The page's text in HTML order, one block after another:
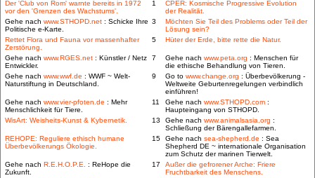
Der 'Club von Rom' warnte bereits in 1972
vor den 'Grenzen des Wachstums'.
1
CPER: Kosmische Progressive Evolution
der Realität.
Gehe nach www.STHOPD.net : Schicke Ihre
Politische e-Karte.
3
Möchten Sie Teil des Problems oder Teil der
Lösung sein?
Rettet Flora und Fauna vor massenhafter
Zerstörung.
5 Hüter der Erde, bitte rette die Natur.
Gehe nach www.RGES.net : Künstler / Netz
Entwickler.
7 Gehe nach www.peta.org : Menschen für
die ethische Behandlung von Tieren.
Gehe nach www.wwf.de : WWF ~ Welt-
Naturstiftung in Deutschland.
9 Go to www.change.org : Überbevölkerung -
Weltweite Geburtenregelungen verbindlich
einführen!
Gehe nach www.vier-pfoten.de : Mehr
Menschlichkeit für Tiere.
11 Gehe nach www.STHOPD.com :
Haupteingang von STHOPD.
WisArt: Weisheits-Kunst & Kybernetik.
13 Gehe nach www.animalsasia.org :
Schließung der Bärengallefarmen.
REHOPE: Reguliere ethisch humane
Überbevölkerungs Ökologie.
15 Gehe nach sea-shepherd.de : Sea
Shepherd DE ~ internationale Organisation
zum Schutz der marinen Tierwelt.
Gehe nach R.E.H.O.P.E. : ReHope die
Zukunft.
17
Außer die gefrorener Arche: Friere
Fruchtbarkeit des Menschens.